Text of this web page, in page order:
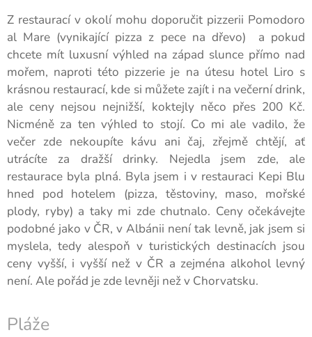
Z restaurací v okolí mohu doporučit pizzerii Pomodoro
al Mare (vynikající pizza z pece na dřevo) a pokud
chcete mít luxusní výhled na západ slunce přímo nad
mořem, naproti této pizzerie je na útesu hotel Liro s
krásnou restaurací, kde si můžete zajít i na večerní drink,
ale ceny nejsou nejnižší, koktejly něco přes 200 Kč.
Nicméně za ten výhled to stojí. Co mi ale vadilo, že
večer zde nekoupíte kávu ani čaj, zřejmě chtějí, ať
utrácíte za dražší drinky. Nejedla jsem zde, ale
restaurace byla plná. Byla jsem i v restauraci Kepi Blu
hned pod hotelem (pizza, těstoviny, maso, mořské
plody, ryby) a taky mi zde chutnalo. Ceny očekávejte
podobné jako v ČR, v Albánii není tak levně, jak jsem si
myslela, tedy alespoň v turistických destinacích jsou
ceny vyšší, i vyšší než v ČR a zejména alkohol levný
není. Ale pořád je zde levněji než v Chorvatsku.
Pláže